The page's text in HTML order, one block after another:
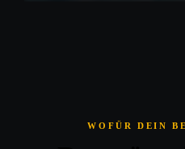
WOFÜR DEIN